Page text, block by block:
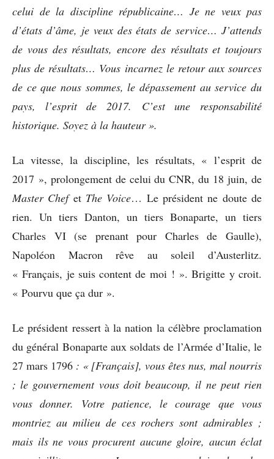
celui de la discipline républicaine… Je ne veux pas
d’états d’âme, je veux des états de service… J’attends
de vous des résultats, encore des résultats et toujours
plus de résultats… Vous incarnez le retour aux sources
de ce que nous sommes, le dépassement au service du
pays, l’esprit de 2017. C’est une responsabilité
historique. Soyez à la hauteur ».
La vitesse, la discipline, les résultats, « l’esprit de
2017 », prolongement de celui du CNR, du 18 juin, de
Master Chefet The Voice… Le président ne doute de
rien. Un tiers Danton, un tiers Bonaparte, un tiers
Charles VI (se prenant pour Charles de Gaulle),
Napoléon Macron rêve au soleil d’Austerlitz.
« Français, je suis content de moi ! ». Brigitte y croit.
« Pourvu que ça dur ».
Le président ressert à la nation la célèbre proclamation
du général Bonaparte aux soldats de l’Armée d’Italie, le
27 mars 1796 : « [Français], vous êtes nus, mal nourris
; le gouvernement vous doit beaucoup, il ne peut rien
vous donner. Votre patience, le courage que vous
montriez au milieu de ces rochers sont admirables ;
mais ils ne vous procurent aucune gloire, aucun éclat